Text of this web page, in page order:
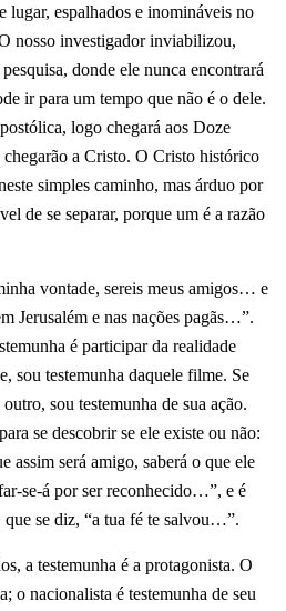
lugar, espalhados e inomináveis no
nosso investigador inviabilizou,
donde ele nunca encontrará
ir para um tempo que não é o dele.
logo chegará aos Doze
a Cristo. O Cristo histórico
simples caminho, mas árduo por
de se separar, porque um é a razão
vontade, sereis meus amigos… e
Jerusalém e nas nações pagãs…”.
é participar da realidade
sou testemunha daquele filme. Se
sou testemunha de sua ação.
se descobrir se ele existe ou não:
assim será amigo, saberá o que ele
se-á por ser reconhecido…”, e é
que se diz, “a tua fé te salvou…”.
a testemunha é a protagonista. O
o nacionalista é testemunha de seu